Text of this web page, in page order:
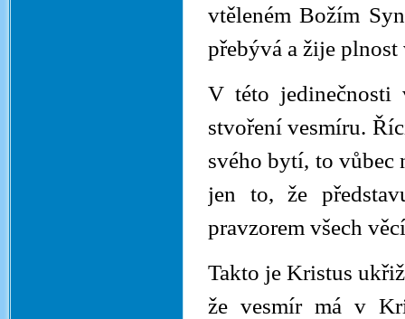
vtěleném Božím
přebývá a žije plnost
V této jedinečnosti
stvoření vesmíru.
svého bytí, to vůbec
jen to, že
pravzorem všech
Takto je Kristus
že vesmír má v